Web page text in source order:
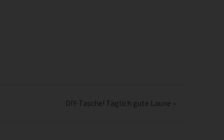
DIY-Tasche! Täglich gute Laune »